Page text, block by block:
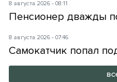
8 августа 2026 - 08:11
Пенсионер дважды
8 августа 2026 - 07:46
Самокатчик попал